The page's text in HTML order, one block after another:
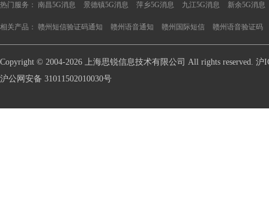
热门服务： 南昌5G消息 景德镇5G消息 萍乡5G消息 九江5G消息 新余5G消息
相关产品： 赣州短信验证码通知 赣州语音通知 赣州国际短信 赣州语音验证码
Copyright © 2004-2026 上海思锐信息技术有限公司 All rights reserved. 沪
沪公网安备 31011502010030号